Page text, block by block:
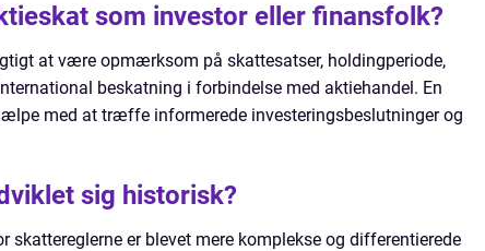
som investor eller finansfolk?
at være opmærksom på skattesatser, holdingperiode,
beskatning i forbindelse med aktiehandel. En
med at træffe informerede investeringsbeslutninger og
sig historisk?
skattereglerne er blevet mere komplekse og differentierede